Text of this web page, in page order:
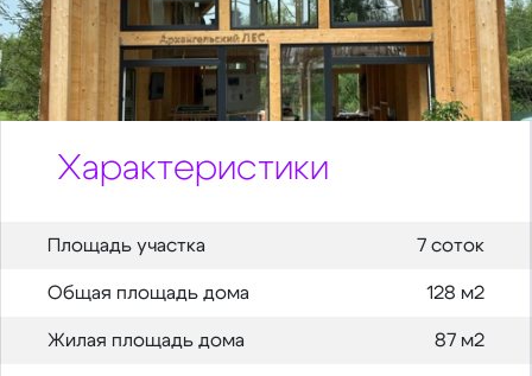
Характеристики
Площадь участка 7 соток
Общая площадь дома 128 м2
Жилая площадь дома 87 м2